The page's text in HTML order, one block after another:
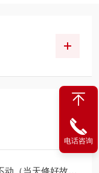
当天修好故障）
电话咨询